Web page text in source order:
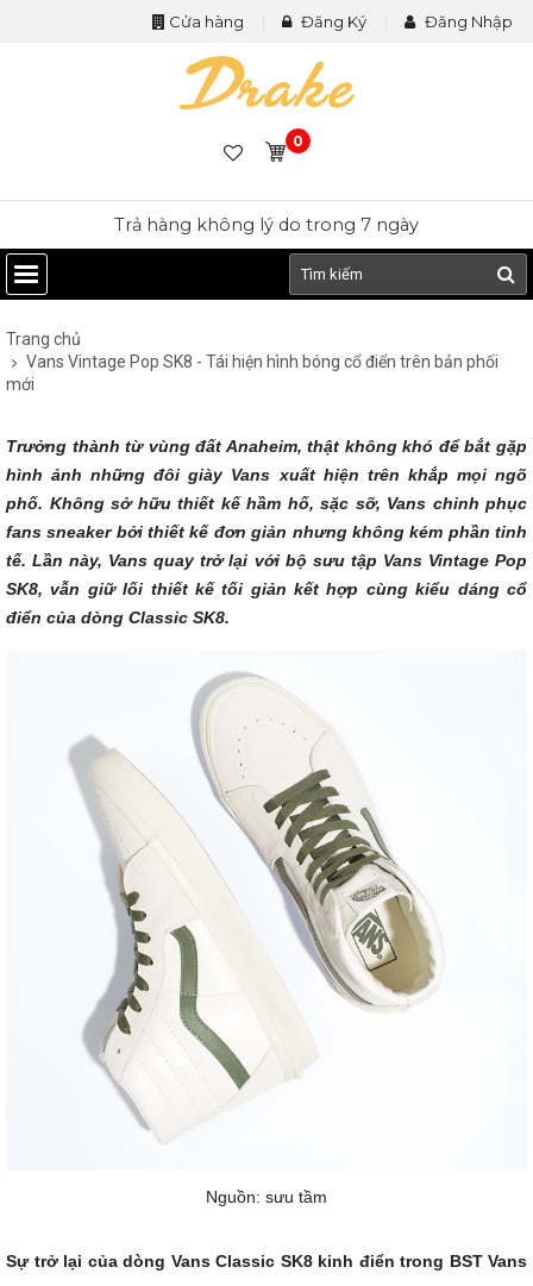
Cửa hàng Đăng Ký Đăng Nhập
0
Tặng vớ khi mua giày
Trang chủ
Vans Vintage Pop SK8 - Tái hiện hình bóng cổ điển trên bản phối
mới
Trưởng thành từ vùng đất Anaheim, thật không khó để bắt gặp
hình ảnh những đôi giày Vans xuất hiện trên khắp mọi ngõ
phố. Không sở hữu thiết kế hầm hố, sặc sỡ, Vans chinh phục
fans sneaker bởi thiết kế đơn giản nhưng không kém phần tinh
tế. Lần này, Vans quay trở lại với bộ sưu tập Vans Vintage Pop
SK8, vẫn giữ lối thiết kế tối giản kết hợp cùng kiểu dáng cổ
điển của dòng Classic SK8.
Nguồn: sưu tầm
Sự trở lại của dòng Vans Classic SK8 kinh điển trong BST Vans